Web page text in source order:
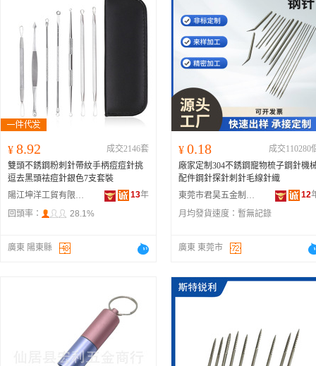
¥ 8.92
成交2146套
雙頭不銹鋼粉刺針帶紋手柄痘痘針挑
逗去黑頭祛痘針銀色7支套裝
陽江坤洋工貿有限公司
13年
回頭率：
28.1%
廣東 陽東縣
¥ 0.18
成交110280
廠家定制304不銹鋼寵物梳子鋼針機
配件鋼針探針刺針毛線針織
東莞市君昊五金制品有限公司
12
月均發貨速度： 暫無記錄
廣東 東莞市